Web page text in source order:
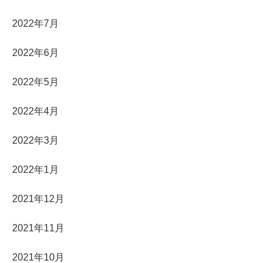
2022年7月
2022年6月
2022年5月
2022年4月
2022年3月
2022年1月
2021年12月
2021年11月
2021年10月